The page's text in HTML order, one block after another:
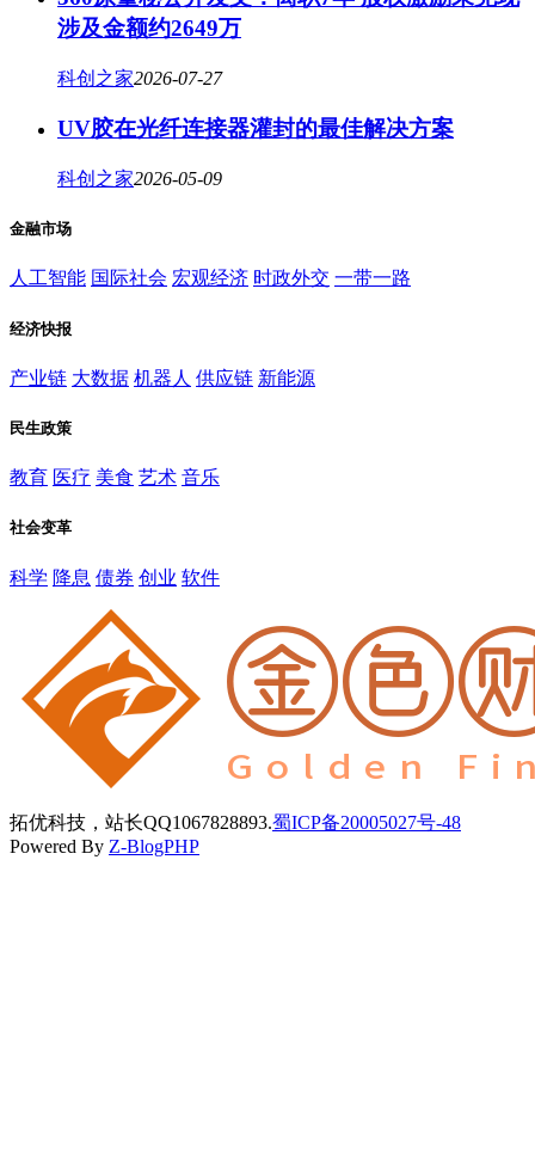
涉及金额约2649万
科创之家2026-07-27
UV胶在光纤连接器灌封的最佳解决方案
科创之家2026-05-09
金融市场
人工智能 国际社会 宏观经济 时政外交 一带一路
经济快报
产业链 大数据 机器人 供应链 新能源
民生政策
教育 医疗 美食 艺术 音乐
社会变革
科学 降息 债券 创业 软件
拓优科技，站长QQ1067828893.蜀ICP备20005027号-48
Powered By Z-BlogPHP